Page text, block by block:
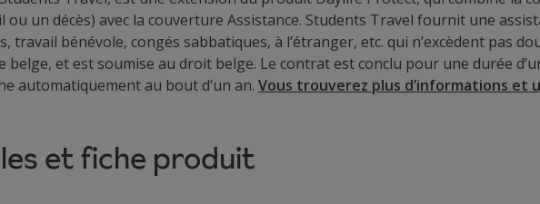
un décès) avec la couverture Assistance. Students Travel fournit une
travail bénévole, congés sabbatiques, à l’étranger, etc. qui n’excèdent pas
belge, et est soumise au droit belge. Le contrat est conclu pour une durée
automatiquement au bout d’un an. Vous trouverez plus d’informations et
et fiche produit